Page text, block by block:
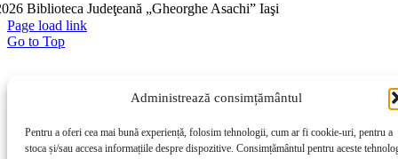
Administrează consimțământul
Pentru a oferi cea mai bună experiență, folosim tehnologii, cum ar fi cookie-uri, pentru a
stoca și/sau accesa informațiile despre dispozitive. Consimțământul pentru aceste
Biblioteca Judeţeană „Gheorghe Asachi” Iaşi
Page load link
Go to Top